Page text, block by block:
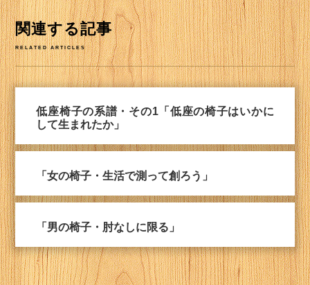
関連する記事
RELATED ARTICLES
低座椅子の系譜・その1「低座の椅子はいかに
して生まれたか」
「女の椅子・生活で測って創ろう」
「男の椅子・肘なしに限る」